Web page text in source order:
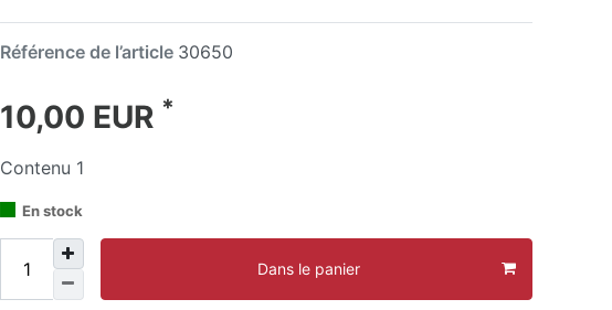
Référence de l’article 30650
10,00 EUR *
Contenu 1
En stock
Dans le panier